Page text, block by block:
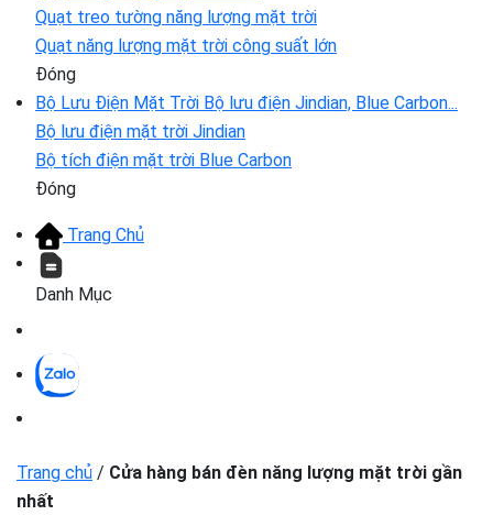
Quạt treo tường năng lượng mặt trời
Quạt năng lượng mặt trời công suất lớn
Đóng
Bộ Lưu Điện Mặt Trời Bộ lưu điện Jindian, Blue Carbon...
Bộ lưu điện mặt trời Jindian
Bộ tích điện mặt trời Blue Carbon
Đóng
Trang Chủ
Danh Mục
Trang chủ / Cửa hàng bán đèn năng lượng mặt trời gần
nhất